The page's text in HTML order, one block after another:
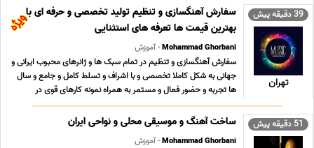
نسخه اختصاصی آن آهنگ با صدای خودتان ... ...
39 دقیقه پیش
تهران
سفارش آهنگسازی و تنظیم تولید تخصصی و حرفه ای با
بهترین قیمت ها تعرفه های استثنایی
Mohammad Ghorbani- آموزش
سفارش آهنگسازی و تنظیم در تمام سبک ها و ژانرهای محبوب ایرانی و
جهانی به شکل کاملا تخصصی و با اشراف و تسلط کامل و جامع و سال
ها تجربه و حضور فعال و مستمر به همراه نمونه کارهای قوی در
سبکهای مختلف و تعرفه های بسیار مناسب ؛ استثنایی و حداقلی تولید
محتوای فاخر و ارزشمند موسیقی کلیه ... ...
51 دقیقه پیش ساخت آهنگ و موسیقی محلی و نواحی ایران
Mohammad Ghorbani- آموزش